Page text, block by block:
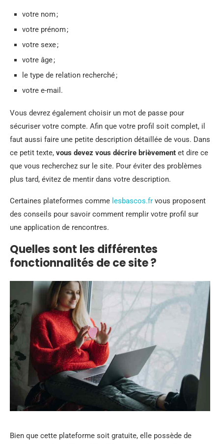
votre nom ;
votre prénom ;
votre sexe ;
votre âge ;
le type de relation recherché ;
votre e-mail.
Vous devrez également choisir un mot de passe pour
sécuriser votre compte. Afin que votre profil soit complet, il
faut aussi faire une petite description détaillée de vous. Dans
ce petit texte, vous devez vous décrire brièvement et dire ce
que vous recherchez sur le site. Pour éviter des problèmes
plus tard, évitez de mentir dans votre description.
Certaines plateformes comme lesbascos.fr vous proposent
des conseils pour savoir comment remplir votre profil sur
une application de rencontres.
Quelles sont les différentes
fonctionnalités de ce site ?
Bien que cette plateforme soit gratuite, elle possède de